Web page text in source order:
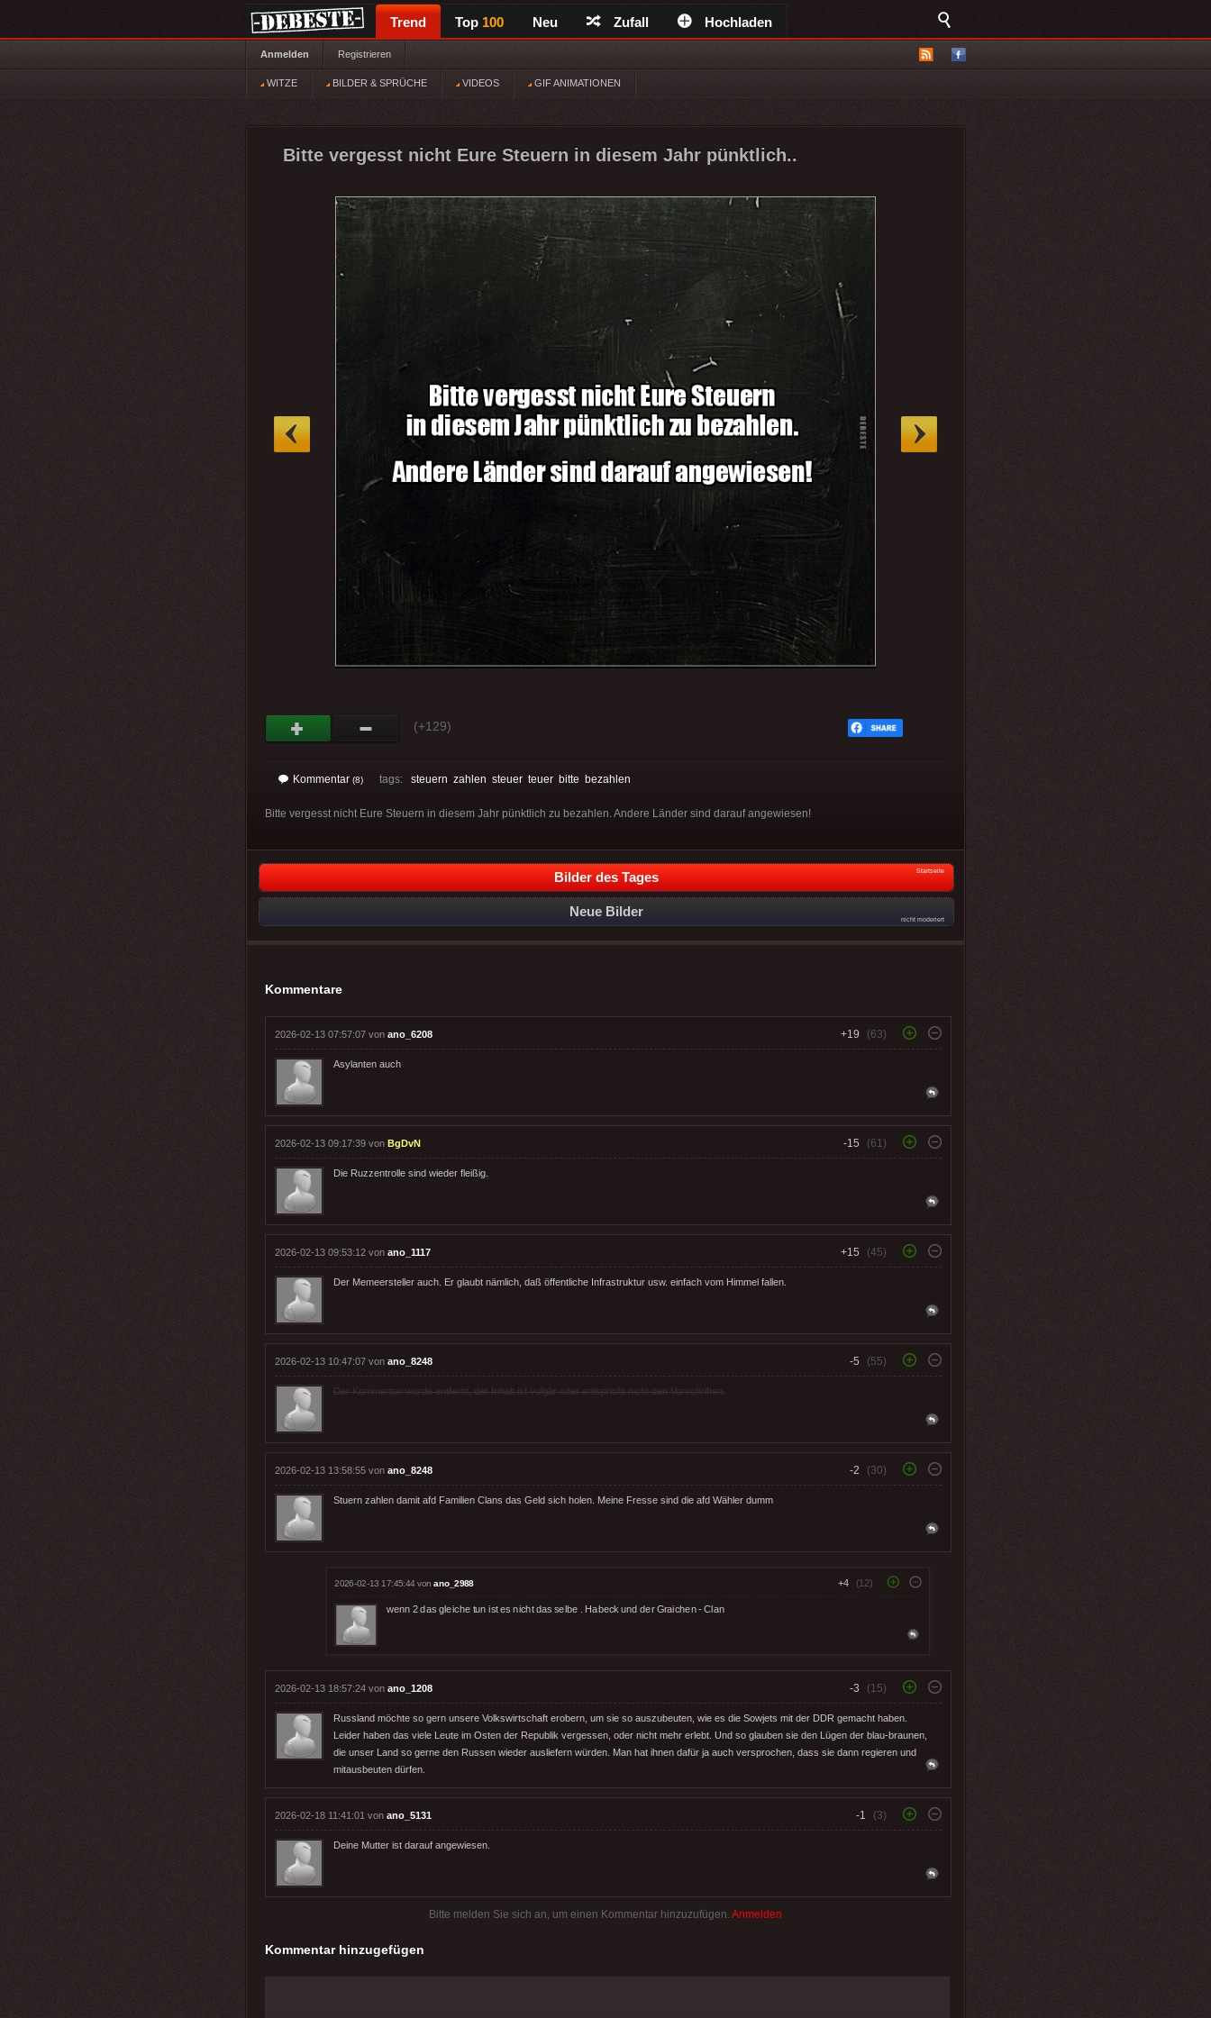
Trend Top 100 Neu Zufall Hochladen
Anmelden Registrieren
WITZE BILDER & SPRÜCHE VIDEOS GIF ANIMATIONEN
Bitte vergesst nicht Eure Steuern in diesem Jahr pünktlich..
(+129)
Kommentar (8) tags: steuern zahlen steuer teuer bitte bezahlen
Bitte vergesst nicht Eure Steuern in diesem Jahr pünktlich zu bezahlen. Andere Länder sind darauf angewiesen!
Bilder des Tages Startseite
Neue Bilder
nicht moderiert
Kommentare
2026-02-13 07:57:07 von ano_6208 +19 (63)
Asylanten auch
2026-02-13 09:17:39 von BgDvN -15 (61)
Die Ruzzentrolle sind wieder fleißig.
2026-02-13 09:53:12 von ano_1117 +15 (45)
Der Memeersteller auch. Er glaubt nämlich, daß öffentliche Infrastruktur usw. einfach vom Himmel fallen.
2026-02-13 10:47:07 von ano_8248 -5 (55)
Der Kommentar wurde entfernt, der Inhalt ist vulgär oder entspricht nicht den Vorschriften.
2026-02-13 13:58:55 von ano_8248 -2 (30)
Stuern zahlen damit afd Familien Clans das Geld sich holen. Meine Fresse sind die afd Wähler dumm
2026-02-13 17:45:44 vonano_2988 +4 (12)
wenn 2 das gleiche tun ist es nicht das selbe . Habeck und der Graichen - Clan
2026-02-13 18:57:24 von ano_1208 -3 (15)
Russland möchte so gern unsere Volkswirtschaft erobern, um sie so auszubeuten, wie es die Sowjets mit der DDR gemacht haben.
Leider haben das viele Leute im Osten der Republik vergessen, oder nicht mehr erlebt. Und so glauben sie den Lügen der blau-braunen,
die unser Land so gerne den Russen wieder ausliefern würden. Man hat ihnen dafür ja auch versprochen, dass sie dann regieren und
mitausbeuten dürfen.
2026-02-18 11:41:01 von ano_5131 -1 (3)
Deine Mutter ist darauf angewiesen.
Bitte melden Sie sich an, um einen Kommentar hinzuzufügen. Anmelden
Kommentar hinzugefügen